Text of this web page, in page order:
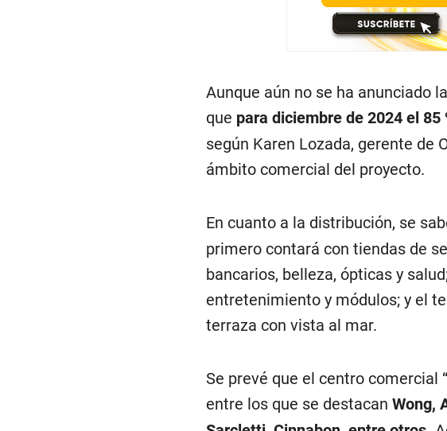
Aunque aún no se ha anunciado
que para diciembre de 2024 el
según Karen Lozada, gerente de
ámbito comercial del proyecto.
En cuanto a la distribución, se
primero contará con tiendas de
bancarios, belleza, ópticas y
entretenimiento y módulos; y el
terraza con vista al mar.
Se prevé que el centro comercial
entre los que se destacan Wong,